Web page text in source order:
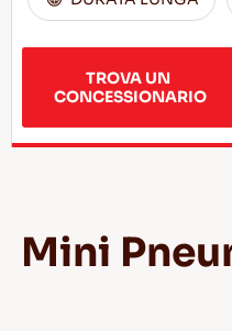
TROVA UN
CONCESSIONARIO
Mini